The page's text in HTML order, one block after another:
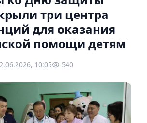
три центра
для оказания
помощи детям
10:05 540